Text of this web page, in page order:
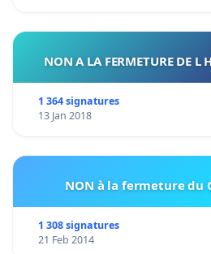
NON A LA FERMETURE DE L
1 364 signatures
13 Jan 2018
NON à la fermeture du
1 308 signatures
21 Feb 2014